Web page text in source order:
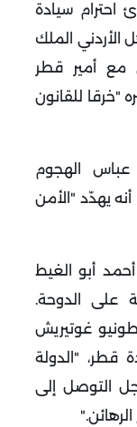
احترام سيادة
الأردني الملك
مع أمير قطر
"خرقا للقانون
عباس الهجوم
أنه يهدّد "الأمن
أبو الغيط
على الدوحة.
غوتيريش
قطر، "الدولة
التوصل إلى
".